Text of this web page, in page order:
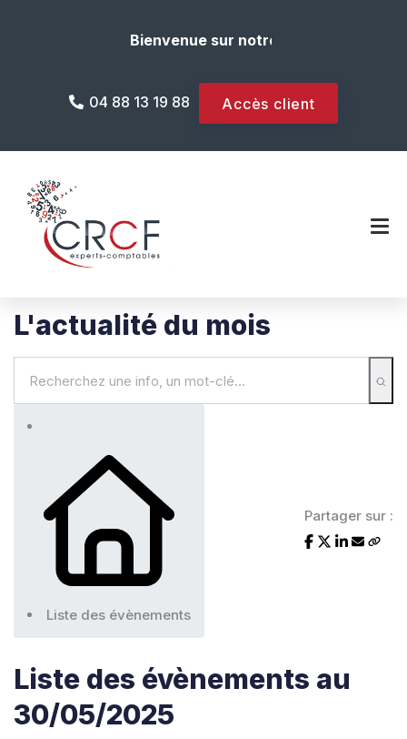
Bienvenue sur notre site internet !
04 88 13 19 88 Accès client
L'actualité du mois
Liste des évènements
Partager sur :
Liste des évènements au
30/05/2025